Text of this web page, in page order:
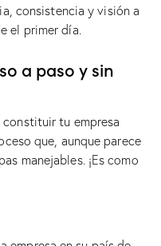
consistencia y visión a
el primer día.
a paso y sin
tu empresa
que, aunque parece
manejables. ¡Es como